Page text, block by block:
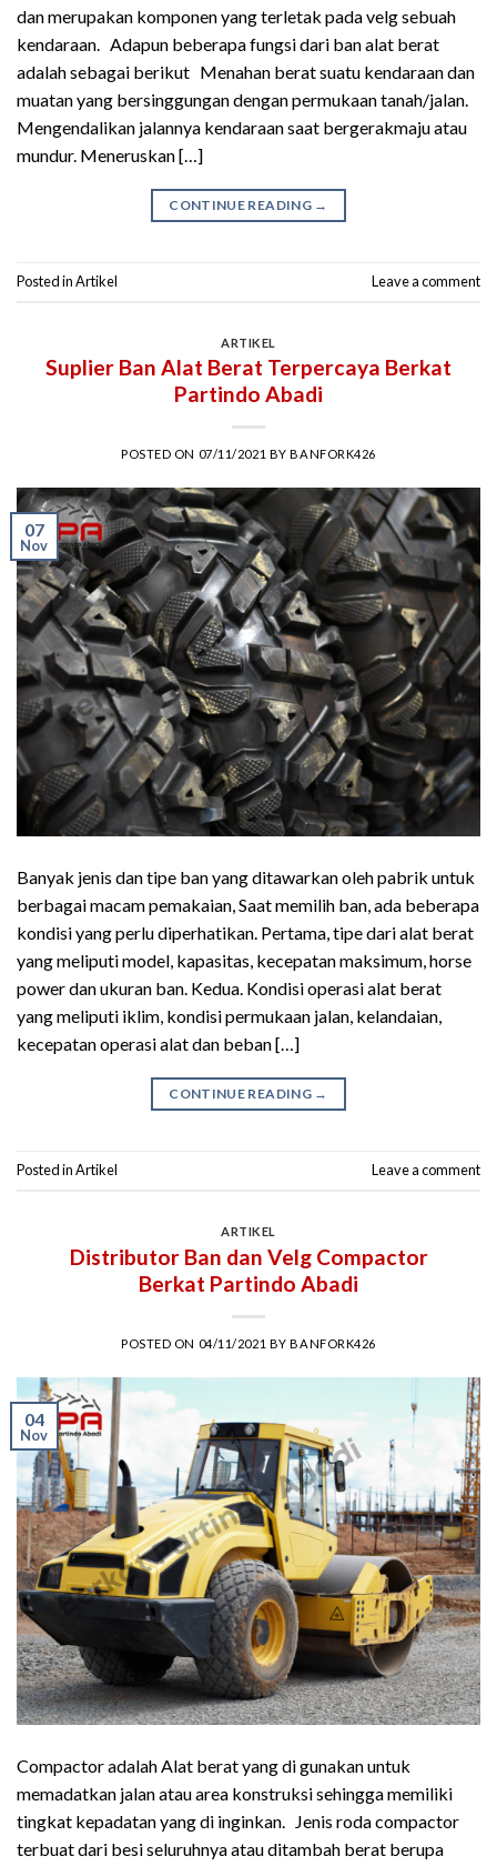
dan merupakan komponen yang terletak pada velg sebuah
kendaraan. Adapun beberapa fungsi dari ban alat berat
adalah sebagai berikut Menahan berat suatu kendaraan dan
muatan yang bersinggungan dengan permukaan tanah/jalan.
Mengendalikan jalannya kendaraan saat bergerakmaju atau
mundur. Meneruskan […]
CONTINUE READING →
Posted inArtikel Leave a comment
ARTIKEL
Suplier Ban Alat Berat Terpercaya Berkat
Partindo Abadi
POSTED ON 07/11/2021 BYBANFORK426
07
Nov
Banyak jenis dan tipe ban yang ditawarkan oleh pabrik untuk
berbagai macam pemakaian, Saat memilih ban, ada beberapa
kondisi yang perlu diperhatikan. Pertama, tipe dari alat berat
yang meliputi model, kapasitas, kecepatan maksimum, horse
power dan ukuran ban. Kedua. Kondisi operasi alat berat
yang meliputi iklim, kondisi permukaan jalan, kelandaian,
kecepatan operasi alat dan beban […]
CONTINUE READING →
Posted inArtikel Leave a comment
ARTIKEL
Distributor Ban dan Velg Compactor
Berkat Partindo Abadi
POSTED ON 04/11/2021 BYBANFORK426
04
Nov
Compactor adalah Alat berat yang di gunakan untuk
memadatkan jalan atau area konstruksi sehingga memiliki
tingkat kepadatan yang di inginkan. Jenis roda compactor
terbuat dari besi seluruhnya atau ditambah berat berupa